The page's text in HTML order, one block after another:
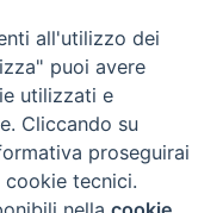
TEOLOGICO
all'utilizzo dei
puoi avere
utilizzati e
Cliccando su
proseguirai
cookie tecnici.